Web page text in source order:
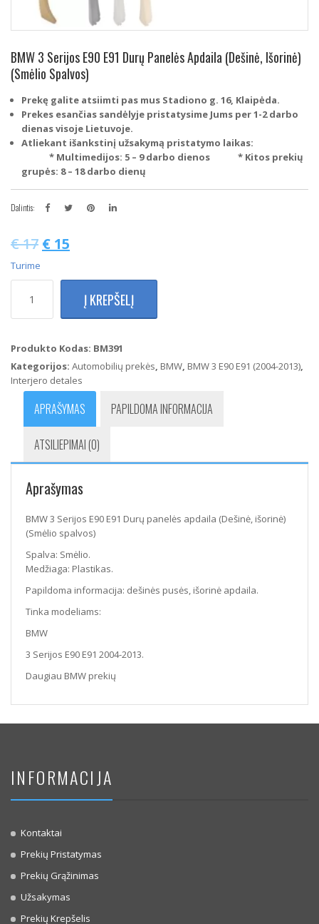
BMW 3 Serijos E90 E91 Durų Panelės Apdaila (Dešinė, Išorinė)
(Smėlio Spalvos)
Prekę galite atsiimti pas mus Stadiono g. 16, Klaipėda.
Prekes esančias sandėlyje pristatysime Jums per 1-2 darbo
dienas visoje Lietuvoje.
Atliekant išankstinį užsakymą pristatymo laikas:
* Multimedijos: 5 – 9 darbo dienos * Kitos prekių
grupės: 8 – 18 darbo dienų
Dalintis:
€17 € 15
Turime
kiekis:
Serijos
E91
Durų
apdaila
(Dešinė,
išorinė)
Į KREPŠELĮ
Produkto Kodas: BM391
Kategorijos: Automobilių prekės, BMW, BMW 3 E90 E91 (2004-2013),
Interjero detales
APRAŠYMAS PAPILDOMA INFORMACIJA
ATSILIEPIMAI (0)
Aprašymas
BMW 3 Serijos E90 E91 Durų panelės apdaila (Dešinė, išorinė)
(Smėlio spalvos)
Spalva: Smėlio.
Medžiaga: Plastikas.
Papildoma informacija: dešinės pusės, išorinė apdaila.
Tinka modeliams:
BMW
3 Serijos E90 E91 2004-2013.
Daugiau BMW prekių
INFORMACIJA
Kontaktai
Prekių Pristatymas
Prekių Grąžinimas
Užsakymas
Prekių Krepšelis